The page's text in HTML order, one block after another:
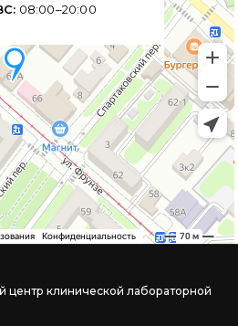
08:00–20:00
клинической лабораторной